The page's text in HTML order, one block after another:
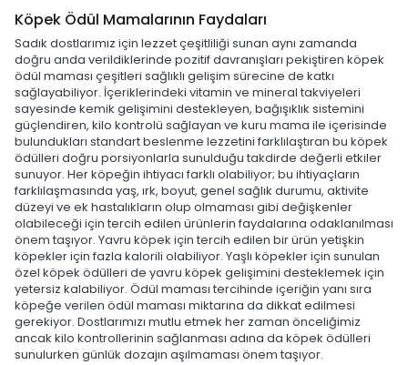
Köpek Ödül Mamalarının Faydaları
Sadık dostlarımız için lezzet çeşitliliği sunan aynı zamanda
doğru anda verildiklerinde pozitif davranışları pekiştiren köpek
ödül maması çeşitleri sağlıklı gelişim sürecine de katkı
sağlayabiliyor. İçeriklerindeki vitamin ve mineral takviyeleri
sayesinde kemik gelişimini destekleyen, bağışıklık sistemini
güçlendiren, kilo kontrolü sağlayan ve kuru mama ile içerisinde
bulundukları standart beslenme lezzetini farklılaştıran bu köpek
ödülleri doğru porsiyonlarla sunulduğu takdirde değerli etkiler
sunuyor. Her köpeğin ihtiyacı farklı olabiliyor; bu ihtiyaçların
farklılaşmasında yaş, ırk, boyut, genel sağlık durumu, aktivite
düzeyi ve ek hastalıkların olup olmaması gibi değişkenler
olabileceği için tercih edilen ürünlerin faydalarına odaklanılması
önem taşıyor. Yavru köpek için tercih edilen bir ürün yetişkin
köpekler için fazla kalorili olabiliyor. Yaşlı köpekler için sunulan
özel köpek ödülleri de yavru köpek gelişimini desteklemek için
yetersiz kalabiliyor. Ödül maması tercihinde içeriğin yanı sıra
köpeğe verilen ödül maması miktarına da dikkat edilmesi
gerekiyor. Dostlarımızı mutlu etmek her zaman önceliğimiz
ancak kilo kontrollerinin sağlanması adına da köpek ödülleri
sunulurken günlük dozajın aşılmaması önem taşıyor.